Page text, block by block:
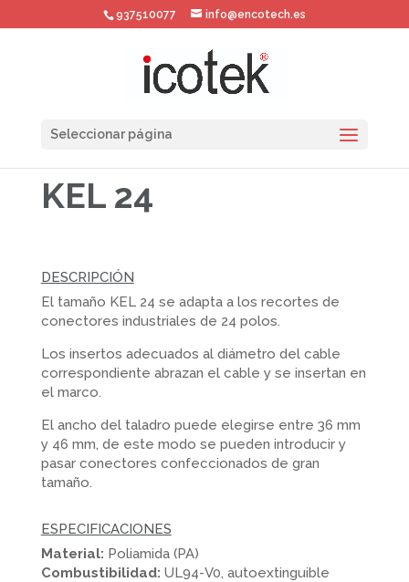
937510077 info@encotech.es
Seleccionar página
KEL 24
DESCRIPCIÓN
El tamaño KEL 24 se adapta a los recortes de
conectores industriales de 24 polos.
Los insertos adecuados al diámetro del cable
correspondiente abrazan el cable y se insertan en
el marco.
El ancho del taladro puede elegirse entre 36 mm
y 46 mm, de este modo se pueden introducir y
pasar conectores confeccionados de gran
tamaño.
ESPECIFICACIONES
Material: Poliamida (PA)
Combustibilidad: UL94-V0, autoextinguible